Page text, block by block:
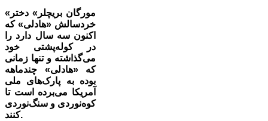
«مورگان بریچلر» دختر
خردسالش «هادلی» که
اکنون سه سال دارد را
در کوله‌پشتی خود
می‌گذاشته و تنها زمانی
که «هادلی» چندماهه
بوده به پارک‌های ملی
آمریکا می‌برده است تا
کوه‌نوردی و سنگ‌نوردی
کنند.